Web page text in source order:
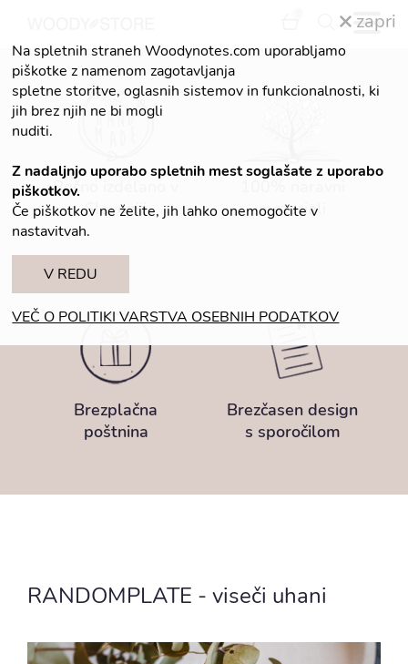
Ročno izdelano v
Sloveniji
materiali
Brezplačna
poštnina
Brezčasen design
s sporočilom
RANDOMPLATE - viseči uhani
zapri
Na spletnih straneh Woodynotes.com uporabljamo
piškotke z namenom zagotavljanja
spletne storitve, oglasnih sistemov in funkcionalnosti, ki
jih brez njih ne bi mogli
nuditi.
Z nadaljnjo uporabo spletnih mest soglašate z uporabo
piškotkov.
Če piškotkov ne želite, jih lahko onemogočite v
nastavitvah.
V REDU
VEČ O POLITIKI VARSTVA OSEBNIH PODATKOV